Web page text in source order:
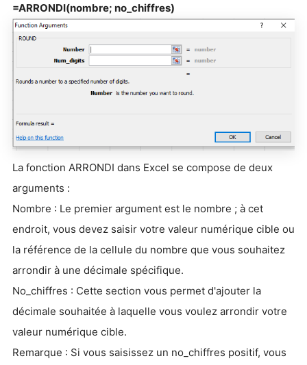
=ARRONDI(nombre; no_chiffres)
La fonction ARRONDI dans Excel se compose de deux
arguments :
Nombre : Le premier argument est le nombre ; à cet
endroit, vous devez saisir votre valeur numérique cible ou
la référence de la cellule du nombre que vous souhaitez
arrondir à une décimale spécifique.
No_chiffres : Cette section vous permet d'ajouter la
décimale souhaitée à laquelle vous voulez arrondir votre
valeur numérique cible.
Remarque : Si vous saisissez un no_chiffres positif, vous